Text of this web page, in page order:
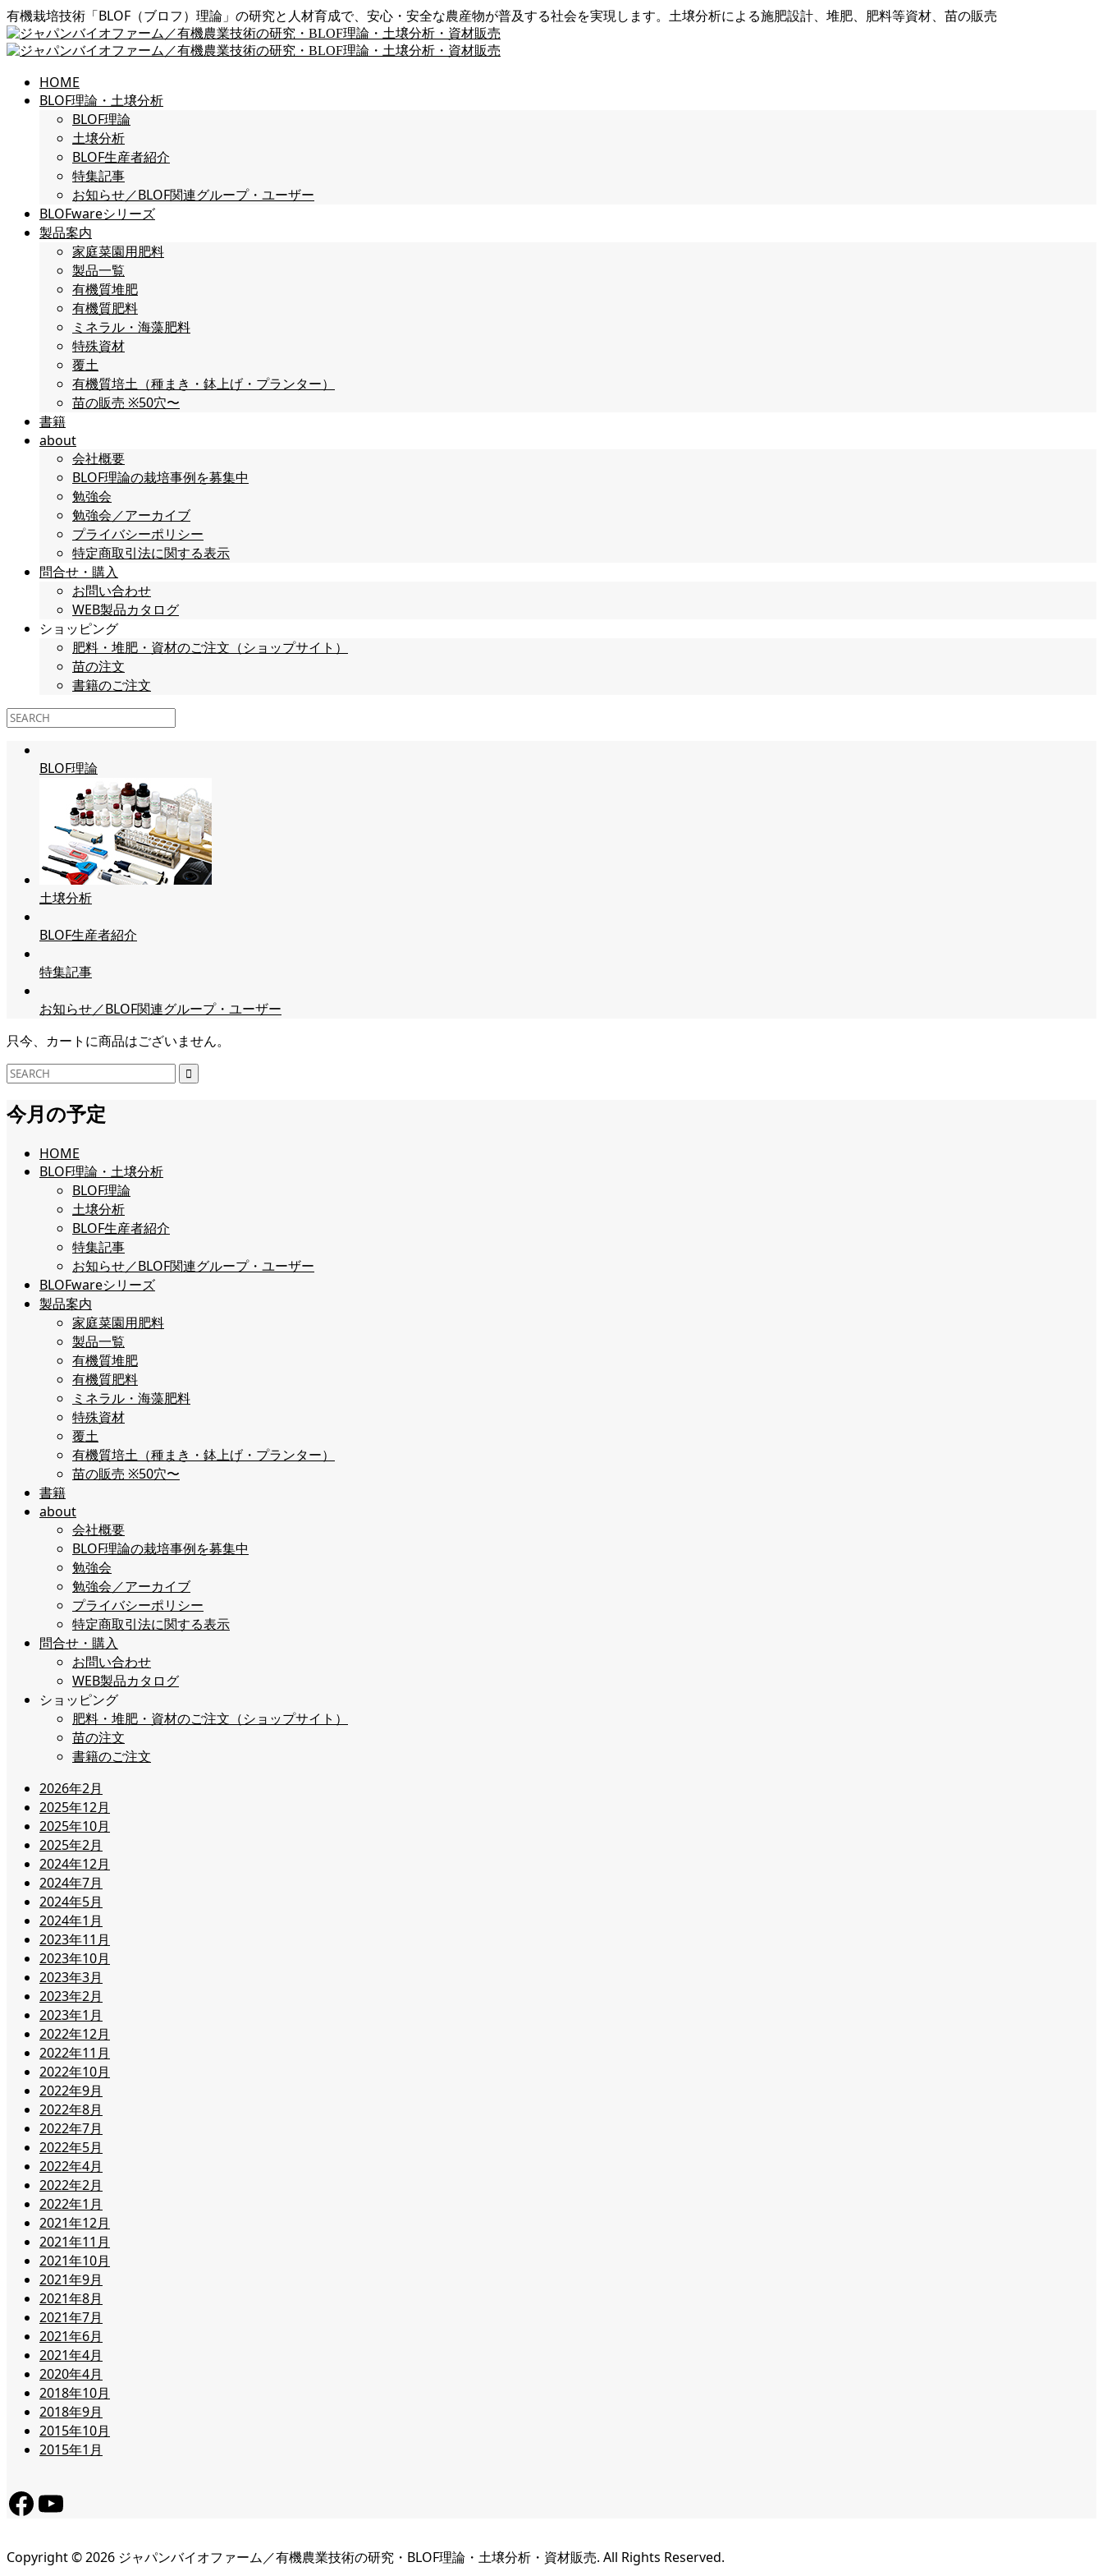
有機栽培技術「BLOF（ブロフ）理論」の研究と人材育成で、安心・安全な農産物が普及する社会を実現します。土壌分析による施肥設計、堆肥、肥料等資材、苗の販売
HOME
BLOF理論・土壌分析
BLOF理論
土壌分析
BLOF生産者紹介
特集記事
お知らせ／BLOF関連グループ・ユーザー
BLOFwareシリーズ
製品案内
家庭菜園用肥料
製品一覧
有機質堆肥
有機質肥料
ミネラル・海藻肥料
特殊資材
覆土
有機質培土（種まき・鉢上げ・プランター）
苗の販売 ※50穴〜
書籍
about
会社概要
BLOF理論の栽培事例を募集中
勉強会
勉強会／アーカイブ
プライバシーポリシー
特定商取引法に関する表示
問合せ・購入
お問い合わせ
WEB製品カタログ
ショッピング
肥料・堆肥・資材のご注文（ショップサイト）
苗の注文
書籍のご注文
BLOF理論
土壌分析
BLOF生産者紹介
特集記事
お知らせ／BLOF関連グループ・ユーザー
只今、カートに商品はございません。
今月の予定
HOME
BLOF理論・土壌分析
BLOF理論
土壌分析
BLOF生産者紹介
特集記事
お知らせ／BLOF関連グループ・ユーザー
BLOFwareシリーズ
製品案内
家庭菜園用肥料
製品一覧
有機質堆肥
有機質肥料
ミネラル・海藻肥料
特殊資材
覆土
有機質培土（種まき・鉢上げ・プランター）
苗の販売 ※50穴〜
書籍
about
会社概要
BLOF理論の栽培事例を募集中
勉強会
勉強会／アーカイブ
プライバシーポリシー
特定商取引法に関する表示
問合せ・購入
お問い合わせ
WEB製品カタログ
ショッピング
肥料・堆肥・資材のご注文（ショップサイト）
苗の注文
書籍のご注文
2026年2月
2025年12月
2025年10月
2025年2月
2024年12月
2024年7月
2024年5月
2024年1月
2023年11月
2023年10月
2023年3月
2023年2月
2023年1月
2022年12月
2022年11月
2022年10月
2022年9月
2022年8月
2022年7月
2022年5月
2022年4月
2022年2月
2022年1月
2021年12月
2021年11月
2021年10月
2021年9月
2021年8月
2021年7月
2021年6月
2021年4月
2020年4月
2018年10月
2018年9月
2015年10月
2015年1月
Facebook
YouTube
Copyright ©2026 ジャパンバイオファーム／有機農業技術の研究・BLOF理論・土壌分析・資材販売. All Rights Reserved.